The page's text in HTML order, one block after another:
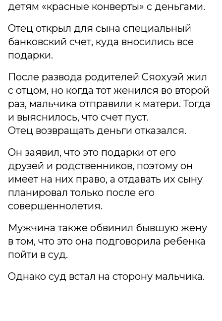
детям «красные конверты» с деньгами.
Отец открыл для сына специальный
банковский счет, куда вносились все
подарки.
После развода родителей Сяохуэй жил
с отцом, но когда тот женился во второй
раз, мальчика отправили к матери. Тогда
и выяснилось, что счет пуст.
Отец возвращать деньги отказался.
Он заявил, что это подарки от его
друзей и родственников, поэтому он
имеет на них право, а отдавать их сыну
планировал только после его
совершеннолетия.
Мужчина также обвинил бывшую жену
в том, что это она подговорила ребенка
пойти в суд.
Однако суд встал на сторону мальчика.